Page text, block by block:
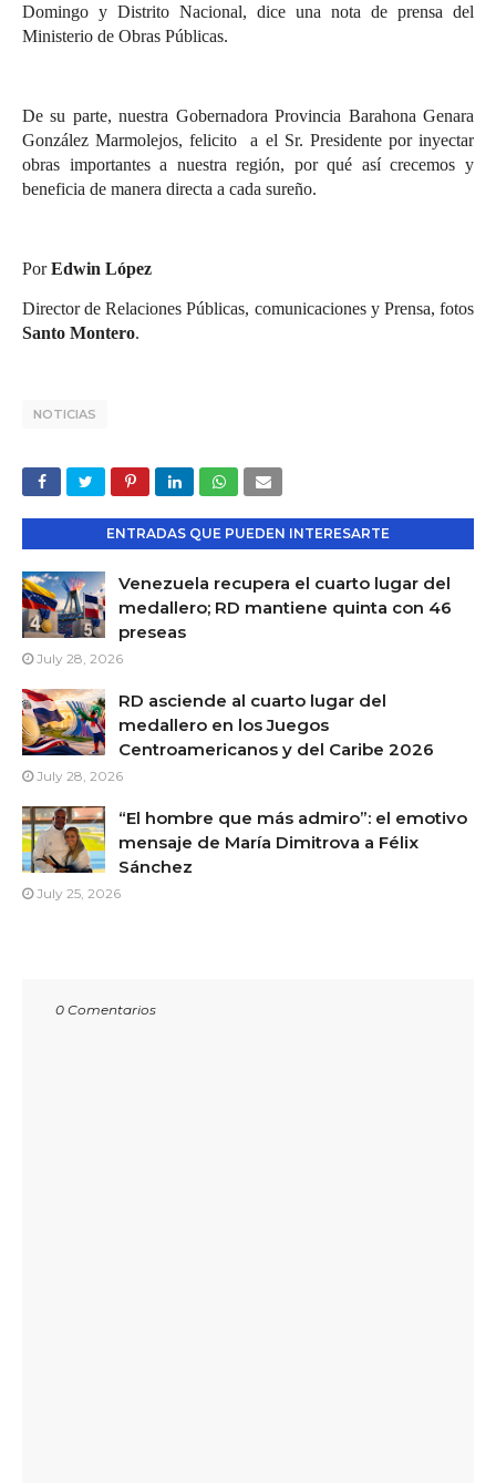
Domingo y Distrito Nacional, dice una nota de prensa del
Ministerio de Obras Públicas.
De su parte, nuestra Gobernadora Provincia Barahona Genara
González Marmolejos, felicito a el Sr. Presidente por inyectar
obras importantes a nuestra región, por qué así crecemos y
beneficia de manera directa a cada sureño.
PorEdwin López
Director de Relaciones Públicas, comunicaciones y Prensa, fotos
Santo Montero.
NOTICIAS
ENTRADAS QUE PUEDEN INTERESARTE
Venezuela recupera el cuarto lugar del
medallero; RD mantiene quinta con 46
preseas
July 28, 2026
RD asciende al cuarto lugar del
medallero en los Juegos
Centroamericanos y del Caribe 2026
July 28, 2026
“El hombre que más admiro”: el emotivo
mensaje de María Dimitrova a Félix
Sánchez
July 25, 2026
0 Comentarios